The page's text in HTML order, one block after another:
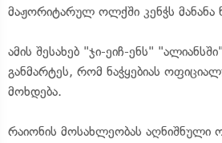
მაჟორიტარულ ოლქში კენჭს მანანა
ამის შესახებ "ჯი-ეიჩ-ენს"
განმარტეს, რომ ნაჭყებიას
მოხდება.
რაიონის მოსახლეობას აღნიშნული